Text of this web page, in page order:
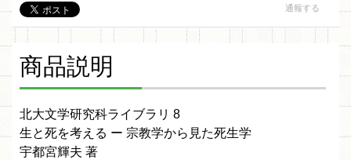
通報する
商品説明
北大文学研究科ライブラリ 8
生と死を考える ー 宗教学から見た死生学
宇都宮輝夫 著